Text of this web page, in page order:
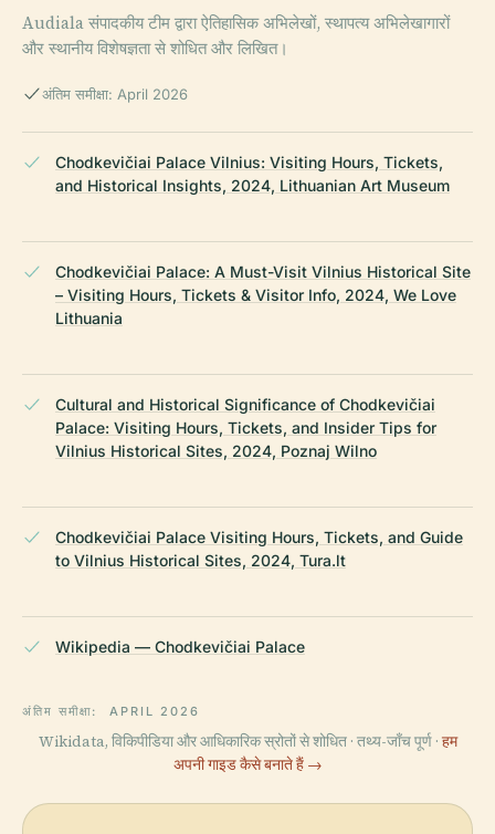
Audiala संपादकीय टीम द्वारा ऐतिहासिक अभिलेखों, स्थापत्य अभिलेखागारों
और स्थानीय विशेषज्ञता से शोधित और लिखित।
अंतिम समीक्षा: April 2026
Chodkevičiai Palace Vilnius: Visiting Hours, Tickets,
and Historical Insights, 2024, Lithuanian Art Museum
Chodkevičiai Palace: A Must-Visit Vilnius Historical Site
– Visiting Hours, Tickets & Visitor Info, 2024, We Love
Lithuania
Cultural and Historical Significance of Chodkevičiai
Palace: Visiting Hours, Tickets, and Insider Tips for
Vilnius Historical Sites, 2024, Poznaj Wilno
Chodkevičiai Palace Visiting Hours, Tickets, and Guide
to Vilnius Historical Sites, 2024, Tura.lt
Wikipedia — Chodkevičiai Palace
अंतिम समीक्षा: APRIL 2026
Wikidata, विकिपीडिया और आधिकारिक स्रोतों से शोधित · तथ्य-जाँच पूर्ण · हम
अपनी गाइड कैसे बनाते हैं →